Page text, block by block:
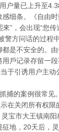
户量已上升至
细条。《自由
”，会出现“您
警方问话的过程
是不安全的。
戶记录存留一
于引诱用户主动
捕的案例很常见
在关闭所有权
宝市大王镇南阳
地，20天后，